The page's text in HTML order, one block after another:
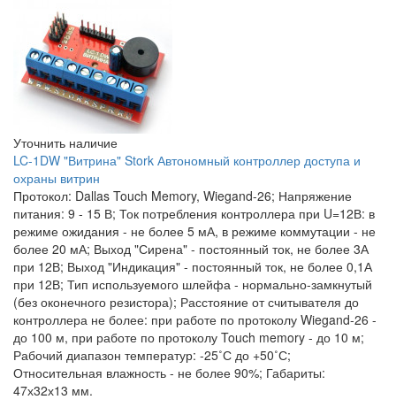
Уточнить наличие
LC-1DW "Витрина" Stork Автономный контроллер доступа и
охраны витрин
Протокол: Dallas Touch Memory, Wiegand-26; Напряжение
питания: 9 - 15 В; Ток потребления контроллера при U=12В: в
режиме ожидания - не более 5 мА, в режиме коммутации - не
более 20 мА; Выход "Сирена" - постоянный ток, не более 3А
при 12В; Выход "Индикация" - постоянный ток, не более 0,1А
при 12В; Тип используемого шлейфа - нормально-замкнутый
(без оконечного резистора); Расстояние от считывателя до
контроллера не более: при работе по протоколу Wiegand-26 -
до 100 м, при работе по протоколу Touch memory - до 10 м;
Рабочий диапазон температур: -25˚С до +50˚С;
Относительная влажность - не более 90%; Габариты:
47х32х13 мм.